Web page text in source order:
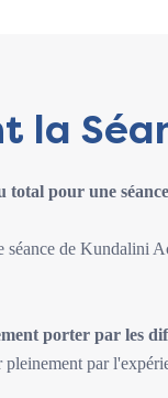
la
pour une
de Kundalini
porter par les
pleinement par